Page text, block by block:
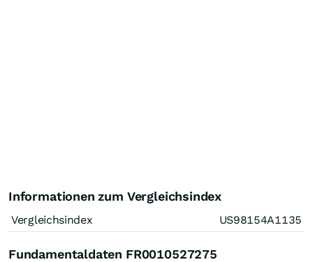
Informationen zum Vergleichsindex
Vergleichsindex US98154A1135
Fundamentaldaten FR0010527275